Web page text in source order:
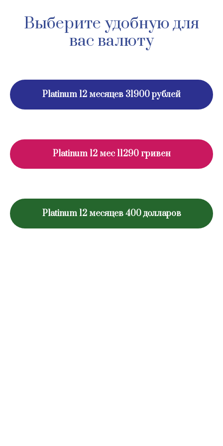
Выберите удобную для
вас валюту
Platinum 12 месяцев 31900 рублей
Platinum 12 мес 11290 гривен
Platinum 12 месяцев 400 долларов